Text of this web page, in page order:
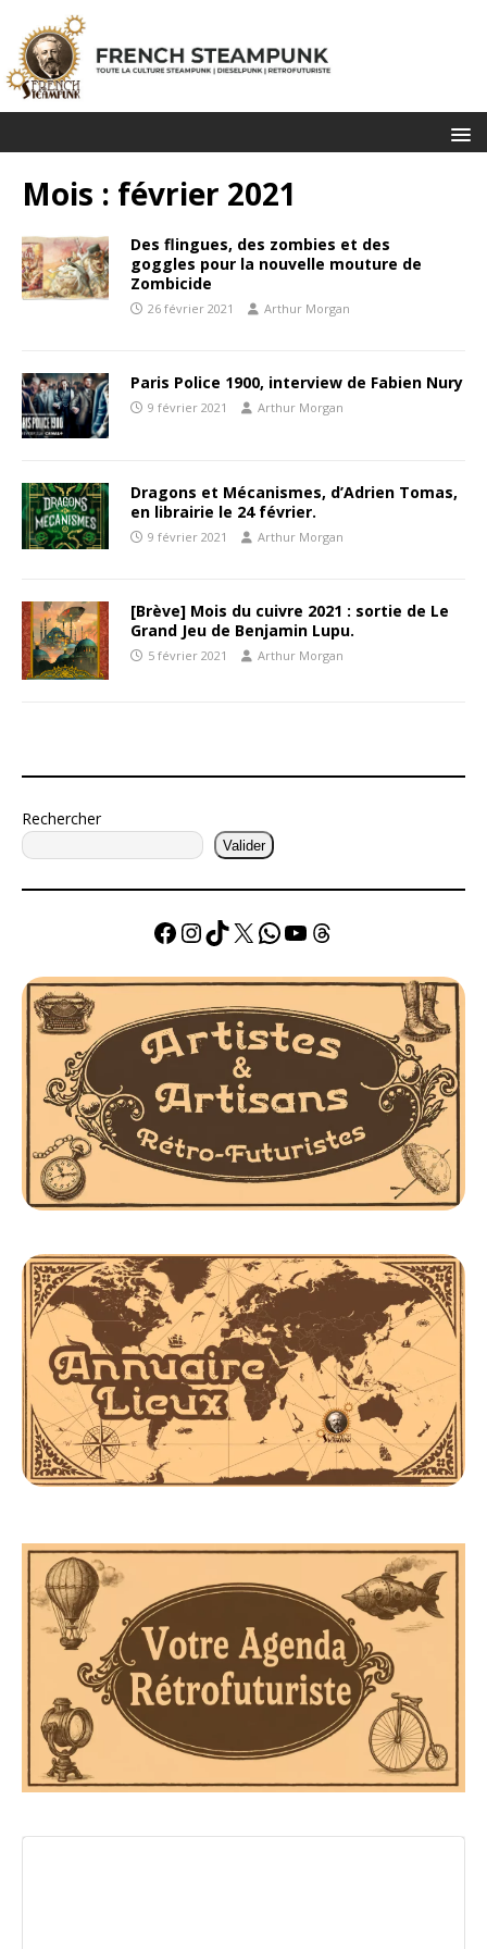
Mois : février 2021
Des flingues, des zombies et des
goggles pour la nouvelle mouture de
Zombicide
26 février 2021 Arthur Morgan
Paris Police 1900, interview de Fabien Nury
9 février 2021 Arthur Morgan
Dragons et Mécanismes, d’Adrien Tomas,
en librairie le 24 février.
9 février 2021 Arthur Morgan
[Brève] Mois du cuivre 2021 : sortie de Le
Grand Jeu de Benjamin Lupu.
5 février 2021 Arthur Morgan
Rechercher
Valider